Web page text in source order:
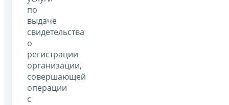
по
выдаче
свидетельства
о
регистрации
организации,
совершающей
операции
с